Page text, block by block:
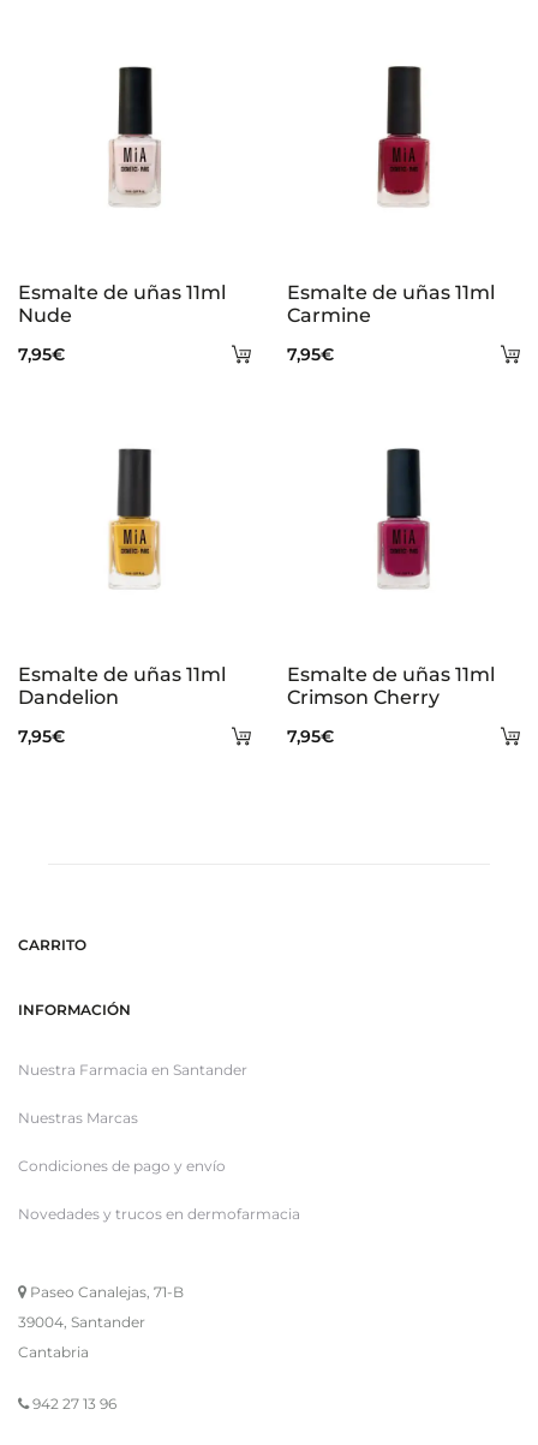
Añadir
Esmalte de uñas 11ml
Nude
7,95€
Esmalte de uñas 11ml
Carmine
7,95€
Añadir
Esmalte de uñas 11ml
Dandelion
7,95€
Esmalte de uñas 11ml
Crimson Cherry
7,95€
CARRITO
INFORMACIÓN
Nuestra Farmacia en Santander
Nuestras Marcas
Condiciones de pago y envío
Novedades y trucos en dermofarmacia
Paseo Canalejas, 71-B
39004, Santander
Cantabria
942 27 13 96